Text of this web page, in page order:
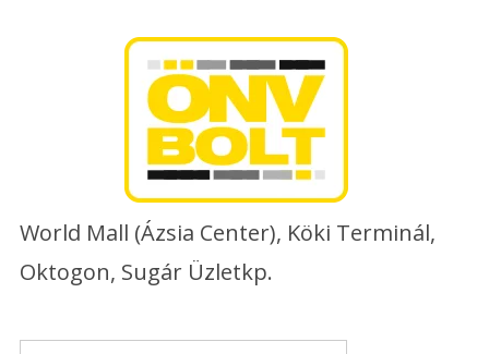
World Mall (Ázsia Center), Köki Terminál,
Oktogon, Sugár Üzletkp.